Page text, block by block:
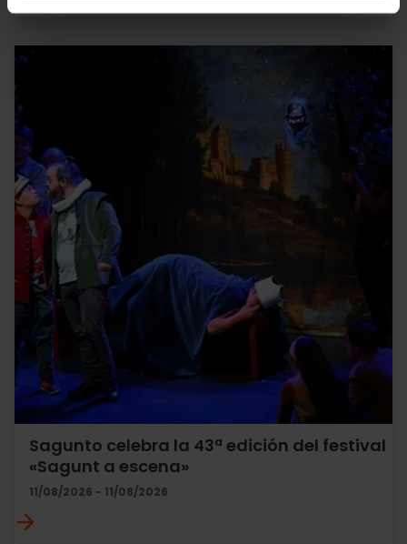
Sagunto celebra la 43ª edición del festival
«Sagunt a escena»
11/08/2026 - 11/08/2026